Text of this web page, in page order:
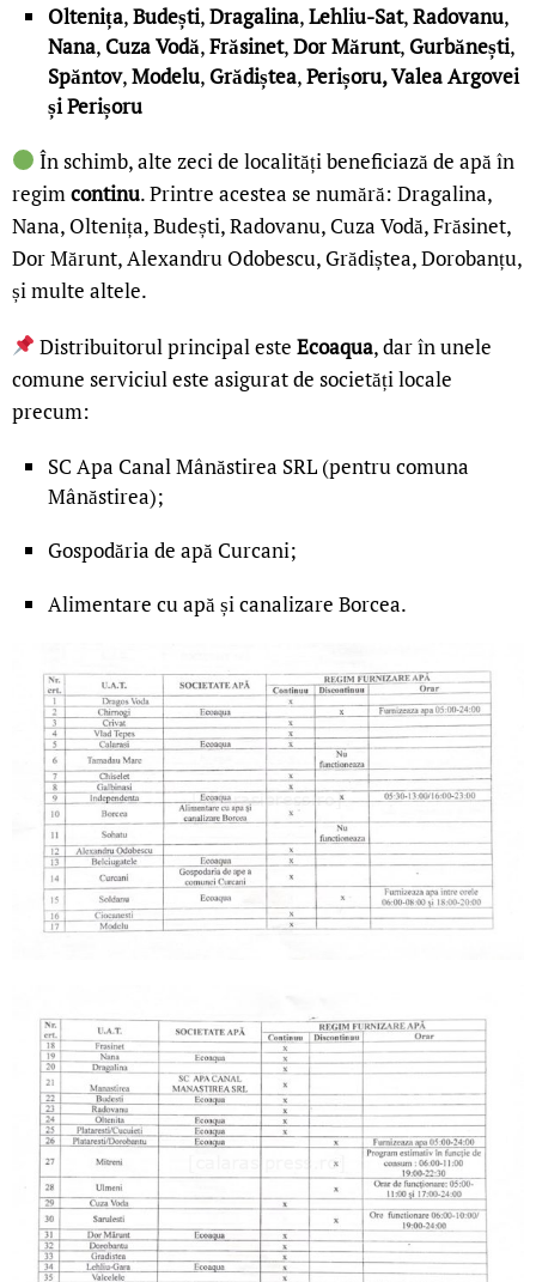
Oltenița,Budești,Dragalina,Lehliu-Sat,Radovanu,
Nana, Cuza Vodă,Frăsinet,Dor Mărunt, Gurbănești,
Spăntov,Modelu, Grădiștea,Perișoru,Valea Argovei
și Perișoru
În schimb, alte zeci de localități beneficiază de apă în
regimcontinu. Printre acestea se numără: Dragalina,
Nana, Oltenița, Budești, Radovanu, Cuza Vodă, Frăsinet,
Dor Mărunt, Alexandru Odobescu, Grădiștea, Dorobanțu,
și multe altele.
Distribuitorul principal esteEcoaqua, dar în unele
comune serviciul este asigurat de societăți locale
precum:
SC Apa Canal Mânăstirea SRL (pentru comuna
Mânăstirea);
Gospodăria de apă Curcani;
Alimentare cu apă și canalizare Borcea.